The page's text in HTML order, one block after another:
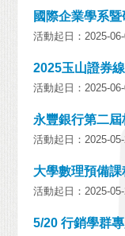
國際企業學系
活動起日：2025-
2025玉山證券
活動起日：2025-
永豐銀行第二
活動起日：2025-
大學數理預備
活動起日：2025-
5/20 行銷學群